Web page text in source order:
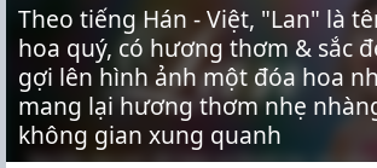
Theo tiếng Hán - Việt, "Lan" là
hoa quý, có hương thơm & sắc
gợi lên hình ảnh một đóa hoa
mang lại hương thơm nhẹ
không gian xung quanh